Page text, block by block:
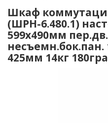
Шкаф
(ШРН-6.480.1)
599x490мм
несъемн.бок.пан.
425мм 14кг